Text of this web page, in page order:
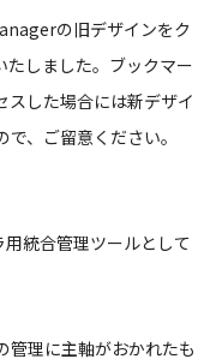
の旧デザインをク
たしました。ブックマー
スした場合には新デザイ
、ご留意ください。
統合管理ツールとして
管理に主軸がおかれたも